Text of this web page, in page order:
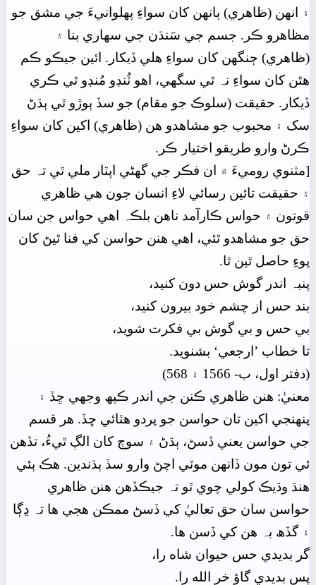
۽ انهن (ظاهري) ٻانھن کان سواءِ پھلوانيءَ جي مشق جو
مظاهرو ڪر. جسم جي سَنڌن جي سھاري بنا ۽
(ظاهري) ڄنگهن کان سواءِ هلي ڏيکار. ائين جيڪو ڪم
هٿن کان سواءِ نہ ٿي سگهي، اهو ٽُنڊو مُنڊو ٿي ڪري
ڏيکار. حقيقت (سلوڪ جو مقام) جو سڏ ٻوڙو ٿي ٻڌڻ
سک ۽ محبوب جو مشاهدو هن (ظاهري) اکين کان سواءِ
ڪرڻ وارو طريقو اختيار ڪر.
[مثنوي روميءَ ۾ ان فڪر جي گهڻي اپٽار ملي ٿي تہ حق
۽ حقيقت تائين رسائي لاءِ انسان جون هي ظاهري
قوتون ۽ حواس ڪارآمد ناهن بلڪہ اهي حواس جن سان
حق جو مشاهدو ٿئي، اهي هنن حواسن کي فنا ٿيڻ کان
پوءِ حاصل ٿين ٿا.
پنبہ اندر گوش حس دون کنيد،
بند حس از چشم خود بيرون کنيد،
بي حس و بي گوش بي فکرت شويد،
تا خطاب ’ارجعي‘ بشنويد.
(دفتر اول، ب- 1566 ۽ 568)
معنيٰ: هنن ظاهري ڪنن جي اندر ڪپھ وجهي ڇڏ ۽
پنھنجي اکين تان حواسن جو پردو هٽائي ڇڏ. هر قسم
جي حواسن يعني ڏسڻ، ٻڌڻ ۽ سوچ کان الڳ ٿيءُ، تڏهن
ئي تون مون ڏانھن موٽي اچڻ وارو سڏ ٻڌندين. هڪ ٻئي
هنڌ وڌيڪ کولي چوي ٿو تہ جيڪڏهن هنن ظاهري
حواسن سان حق تعاليٰ کي ڏسڻ ممڪن هجي ها تہ ڍڳا
۽ گڏھ بہ هن کي ڏسن ها.
گر بديدي حس حيوان شاه را،
پس بديدي گاؤ خر الله را.